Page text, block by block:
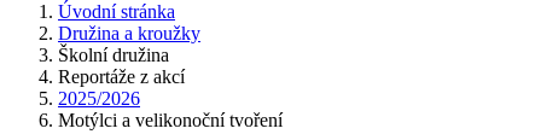
Úvodní stránka
Družina a kroužky
Školní družina
Reportáže z akcí
2025/2026
Motýlci a velikonoční tvoření